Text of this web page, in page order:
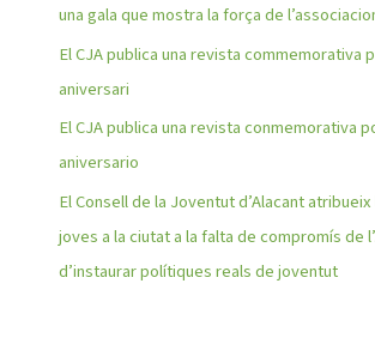
una gala que mostra la força de
El CJA publica una revista commemorativa
aniversari
El CJA publica una revista conmemorativa
aniversario
El Consell de la Joventut d’Alacant
joves a la ciutat a la falta de compromís de
d’instaurar polítiques reals de joventut